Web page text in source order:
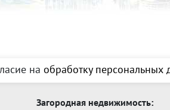
на обработку
Загородная недвижимость: